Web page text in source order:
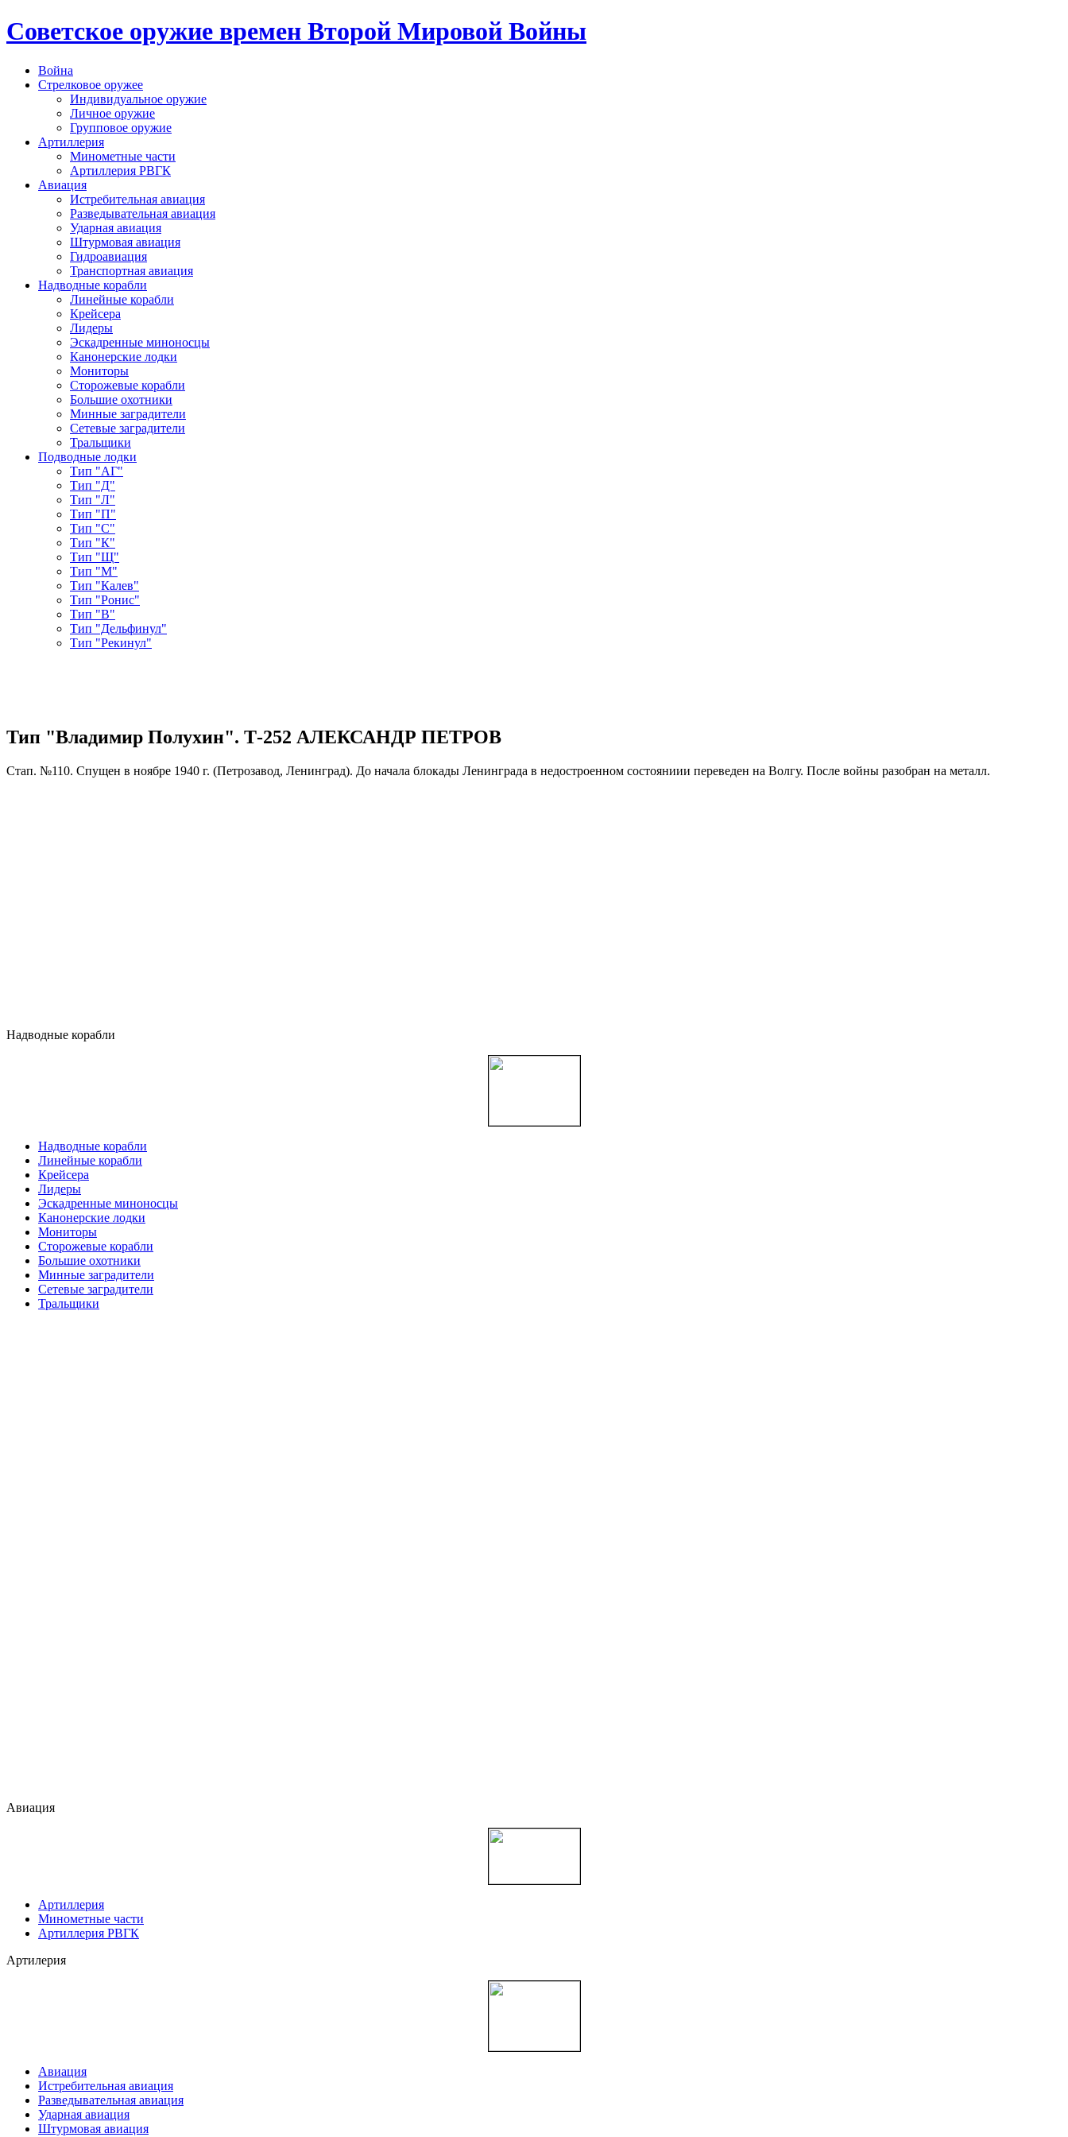
Cоветское оружие времен Второй Мировой Войны
Война
Стрелковое оружее
Индивидуальное оружие
Личное оружие
Групповое оружие
Артиллерия
Минометные части
Артиллерия РВГК
Авиация
Истребительная авиация
Разведывательная авиация
Ударная авиация
Штурмовая авиация
Гидроавиация
Транспортная авиация
Надводные корабли
Линейные корабли
Крейсера
Лидеры
Эскадренные миноносцы
Канонерские лодки
Мониторы
Сторожевые корабли
Большие охотники
Минные заградители
Сетевые заградители
Тральщики
Подводные лодки
Тип "АГ"
Тип "Д"
Тип "Л"
Тип "П"
Тип "С"
Тип "К"
Тип "Щ"
Тип "М"
Тип "Калев"
Тип "Ронис"
Тип "В"
Тип "Дельфинул"
Тип "Рекинул"
Тип "Владимир Полухин". Т-252 АЛЕКСАНДР ПЕТРОВ
Стап. №110. Спущен в ноябре 1940 г. (Петрозавод, Ленинград). До начала блокады Ленинграда в недостроенном состояниии переведен на Волгу. После войны разобран на металл.
Надводные корабли
Надводные корабли
Линейные корабли
Крейсера
Лидеры
Эскадренные миноносцы
Канонерские лодки
Мониторы
Сторожевые корабли
Большие охотники
Минные заградители
Сетевые заградители
Тральщики
Авиация
Артиллерия
Минометные части
Артиллерия РВГК
Артилерия
Авиация
Истребительная авиация
Разведывательная авиация
Ударная авиация
Штурмовая авиация